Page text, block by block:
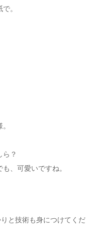
。
ら？
、可愛いですね。
と技術も身につけてくだ